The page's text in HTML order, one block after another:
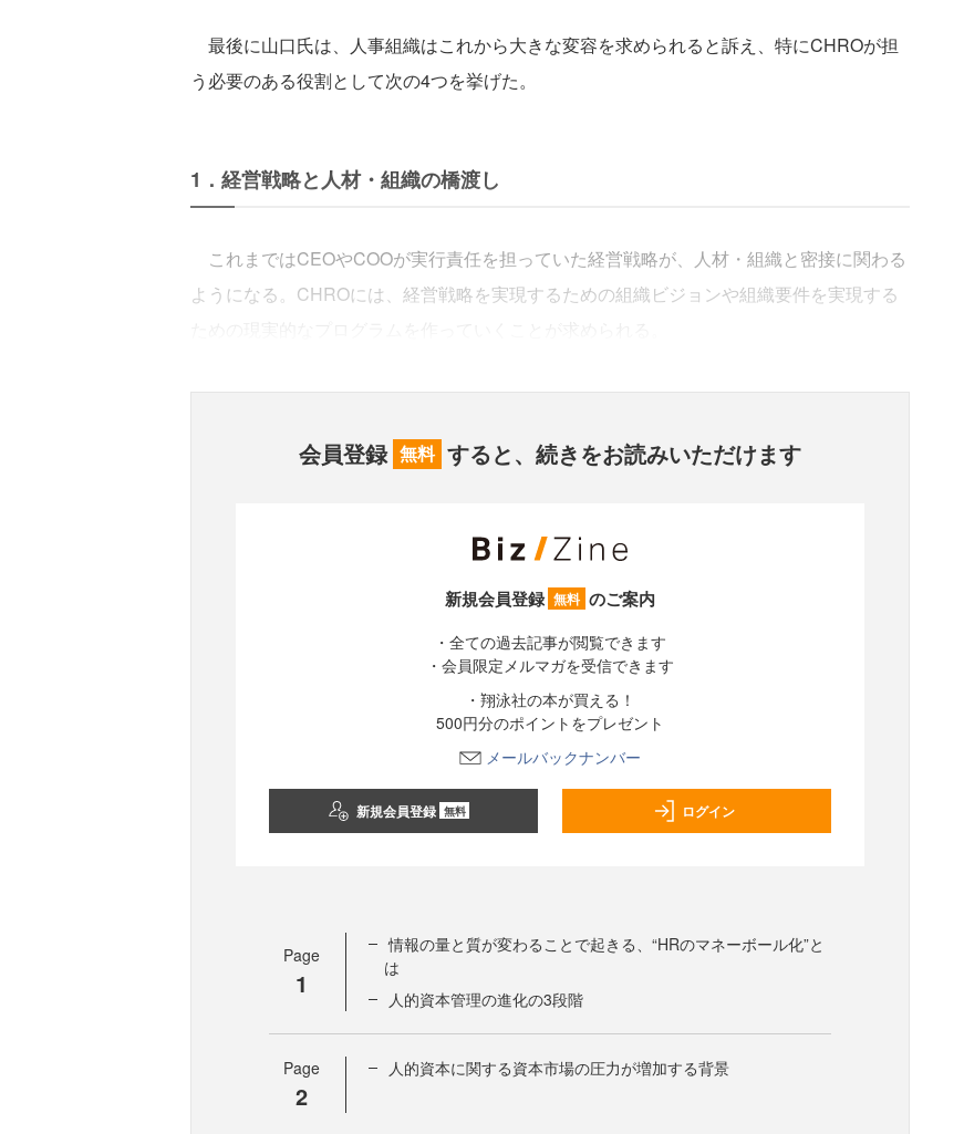
最後に山口氏は、人事組織はこれから大きな変容を求められると訴え、特にCHROが担
う必要のある役割として次の4つを挙げた。
1．経営戦略と人材・組織の橋渡し
これまではCEOやCOOが実行責任を担っていた経営戦略が、人材・組織と密接に関わる
ようになる。CHROには、経営戦略を実現するための組織ビジョンや組織要件を実現する
会員登録 無料 すると、続きをお読みいただけます
新規会員登録 無料 のご案内
・全ての過去記事が閲覧できます
・会員限定メルマガを受信できます
・翔泳社の本が買える！
500円分のポイントをプレゼント
メールバックナンバー
新規会員登録 無料 ログイン
Page
1
情報の量と質が変わることで起きる、“HRのマネーボール化”と
は
人的資本管理の進化の3段階
Page
2
人的資本に関する資本市場の圧力が増加する背景